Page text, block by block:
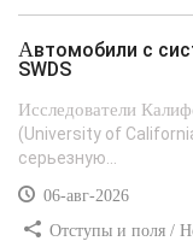
Автомобили с системами безопасности KARR и
SWDS
Исследователи
(University of
серьезную...
06-авг-2026
Отступы и поля /